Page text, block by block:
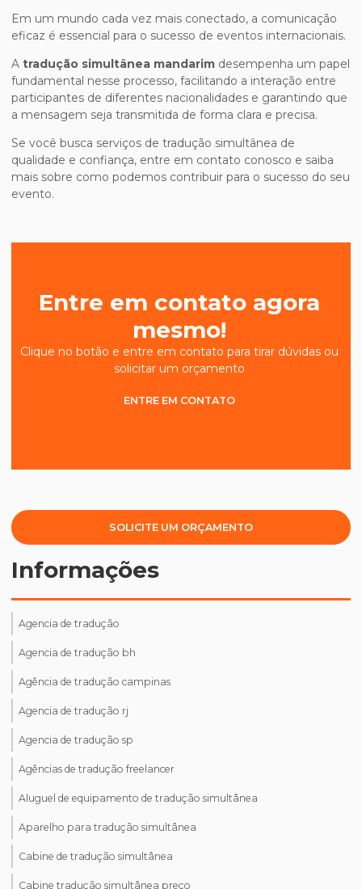
Em um mundo cada vez mais conectado, a comunicação
eficaz é essencial para o sucesso de eventos internacionais.
A tradução simultânea mandarim desempenha um papel
fundamental nesse processo, facilitando a interação entre
participantes de diferentes nacionalidades e garantindo que
a mensagem seja transmitida de forma clara e precisa.
Se você busca serviços de tradução simultânea de
qualidade e confiança, entre em contato conosco e saiba
mais sobre como podemos contribuir para o sucesso do seu
evento.
Entre em contato agora
mesmo!
Clique no botão e entre em contato para tirar dúvidas ou
solicitar um orçamento
ENTRE EM CONTATO
SOLICITE UM ORÇAMENTO
Informações
Agencia de tradução
Agencia de tradução bh
Agência de tradução campinas
Agencia de tradução rj
Agencia de tradução sp
Agências de tradução freelancer
Aluguel de equipamento de tradução simultânea
Aparelho para tradução simultânea
Cabine de tradução simultânea
Cabine tradução simultânea preço